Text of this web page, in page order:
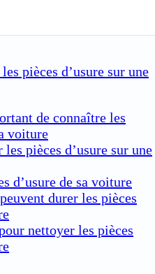
pièces d’usure sur une
de connaître les
voiture
pièces d’usure sur une
d’usure de sa voiture
durer les pièces
nettoyer les pièces